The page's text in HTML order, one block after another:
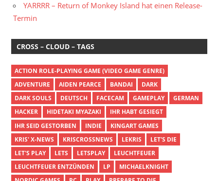
YARRRR – Return of Monkey Island hat einen Release-
Termin
CROSS – CLOUD – TAGS
ACTION ROLE-PLAYING GAME (VIDEO GAME GENRE)
ADVENTURE
AIDEN PEARCE BANDAI
DARK
DARK SOULS
DEUTSCH FACECAM GAMEPLAY
GERMAN
HACKER
HIDETAKI MYAZAKI
IHR HABT GESIEGT
IHR SEID GESTORBEN
INDIE
KINGART GAMES
KRIS' X-NEWS
KRISCROSSNEWS LEKRIS
LET'S DIE
LET'S PLAY
LETS LETSPLAY
LEUCHTFEUER
LEUCHTFEUER ENTZÜNDEN
LP
MICHAELKNIGHT